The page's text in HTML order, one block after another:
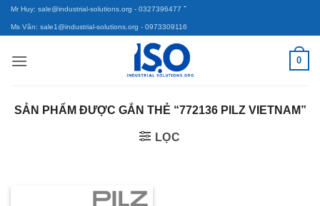
Bỏ
qua
dung
Mr Huy: sale@industrial-solutions.org - 0327396477 -
Ms Vân: sale1@industrial-solutions.org - 0973309116
0
SẢN PHẨM ĐƯỢC GẮN THẺ “772136 PILZ VIETNAM”
LỌC